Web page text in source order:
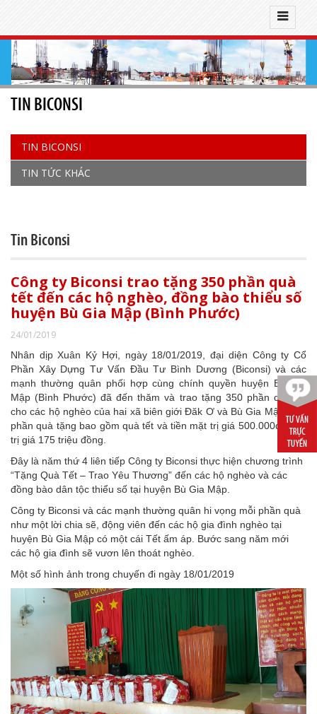
TIN BICONSI
TIN BICONSI
TIN TỨC KHÁC
Tin Biconsi
Công ty Biconsi trao tặng 350 phần quà
tết đến các hộ nghèo, đồng bào thiểu số
huyện Bù Gia Mập (Bình Phước)
24/01/2019
Nhân dịp Xuân Kỷ Hợi, ngày 18/01/2019, đại diện Công ty Cổ
Phần Xây Dựng Tư Vấn Đầu Tư Bình Dương (Biconsi) và các
mạnh thường quân phối hợp cùng chính quyền huyện Bù Gia
Mập (Bình Phước) đã đến thăm và trao tặng 350 phần quà tết
cho các hộ nghèo của hai xã biên giới Đăk Ơ và Bù Gia Mập.
Mỗi
phần quà tặng bao gồm quàtết và tiền mặt trị giá 500.000đ, tổng
trị giá 175 triệu đồng.
Đây là năm thứ 4 liên tiếp Công ty Biconsi thực hiện chương trình
“Tặng Quà Tết – Trao Yêu Thương” đến các hộ nghèo và các
đồng bào dân tộc thiểu số tại huyện Bù Gia Mập.
Công ty Biconsi và các mạnh thường quân hi vọng mỗi phần quà
như một lời chia sẽ, động viên đến các hộ gia đình nghèo tại
huyện Bù Gia Mập có một cái Tết ấm áp. Bước sang năm mới
các hộ gia đình sẽ vươn lên thoát nghèo.
Một số hình ảnh trong chuyến đi ngày 18/01/2019